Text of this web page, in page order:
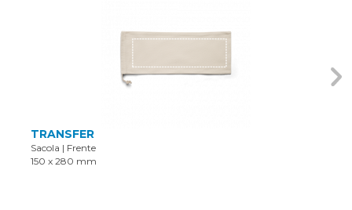
TRANSFER
Sacola | Frente
150 x 280 mm